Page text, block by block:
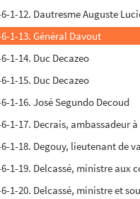
1-12. Dautresme Auguste
1-13. Général Davout
1-14. Duc Decazeo
1-15. Duc Decazeo
1-16. José Segundo Decoud
1-17. Decrais, ambassadeur
1-18. Degouy, lieutenant de
1-19. Delcassé, ministre aux
1-20. Delcassé, ministre et